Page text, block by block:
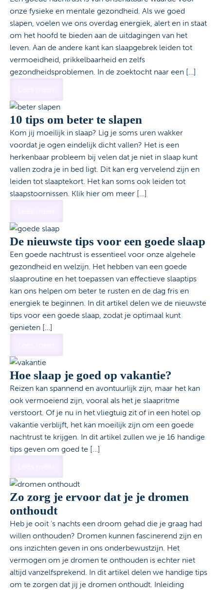
onze fysieke en mentale gezondheid. Als we goed
slapen, voelen we ons overdag energiek, alert en in staat
om het hoofd te bieden aan de uitdagingen van het
leven. Aan de andere kant kan slaapgebrek leiden tot
vermoeidheid, prikkelbaarheid en zelfs
gezondheidsproblemen. In de zoektocht naar een […]
10 tips om beter te slapen
Kom jij moeilijk in slaap? Lig je soms uren wakker
voordat je ogen eindelijk dicht vallen? Het is een
herkenbaar probleem bij velen dat je niet in slaap kunt
vallen zodra je in bed ligt. Dit kan erg vervelend zijn en
leiden tot slaaptekort. Het kan soms ook leiden tot
slaapstoornissen. Klik hier om meer […]
De nieuwste tips voor een goede slaap
Een goede nachtrust is essentieel voor onze algehele
gezondheid en welzijn. Het hebben van een goede
slaaproutine en het toepassen van effectieve slaaptips
kan ons helpen om beter te rusten en de dag fris en
energiek te beginnen. In dit artikel delen we de nieuwste
tips voor een goede slaap, zodat je optimaal kunt
genieten […]
Hoe slaap je goed op vakantie?
Reizen kan spannend en avontuurlijk zijn, maar het kan
ook vermoeiend zijn, vooral als het je slaapritme
verstoort. Of je nu in het vliegtuig zit of in een hotel op
vakantie verblijft, het kan moeilijk zijn om een goede
nachtrust te krijgen. In dit artikel zullen we je 16 handige
tips geven om goed te […]
Zo zorg je ervoor dat je je dromen
onthoudt
Heb je ooit 's nachts een droom gehad die je graag had
willen onthouden? Dromen kunnen fascinerend zijn en
ons inzichten geven in ons onderbewustzijn. Het
vermogen om je dromen te onthouden is echter niet
altijd vanzelfsprekend. In dit artikel delen we handige tips
om te zorgen dat jij je dromen onthoudt. Inleiding